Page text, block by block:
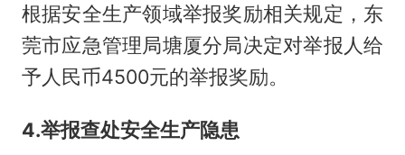
根据安全生产领域举报奖励相关规定，东
莞市应急管理局塘厦分局决定对举报人给
予人民币4500元的举报奖励。
4.举报查处安全生产隐患